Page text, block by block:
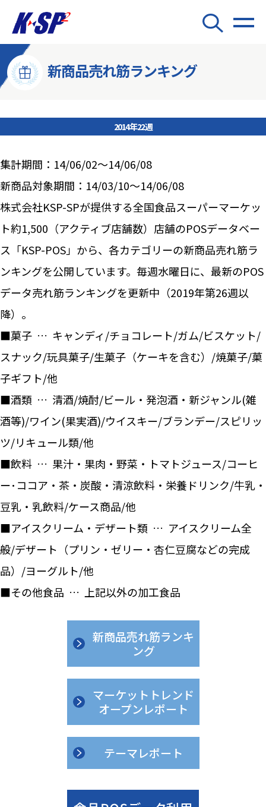
新商品売れ筋ランキング
2014年22週
集計期間：14/06/02～14/06/08
新商品対象期間：14/03/10～14/06/08
株式会社KSP-SPが提供する全国食品スーパーマーケッ
ト約1,500（アクティブ店舗数）店舗のPOSデータベー
ス「KSP-POS」から、各カテゴリーの新商品売れ筋ラ
ンキングを公開しています。毎週水曜日に、最新のPOS
データ売れ筋ランキングを更新中（2019年第26週以
降）。
■菓子 … キャンディ/チョコレート/ガム/ビスケット/
スナック/玩具菓子/生菓子（ケーキを含む）/焼菓子/菓
子ギフト/他
■酒類 … 清酒/焼酎/ビール・発泡酒・新ジャンル(雑
酒等)/ワイン(果実酒)/ウイスキー/ブランデー/スピリッ
ツ/リキュール類/他
■飲料 … 果汁・果肉・野菜・トマトジュース/コーヒ
ー･ココア・茶・炭酸・清涼飲料・栄養ドリンク/牛乳・
豆乳・乳飲料/ケース商品/他
■アイスクリーム・デザート類 … アイスクリーム全
般/デザート（プリン・ゼリー・杏仁豆腐などの完成
品）/ヨーグルト/他
■その他食品 … 上記以外の加工食品
新商品売れ筋ランキ
ング
マーケットトレンド
オープンレポート
テーマレポート